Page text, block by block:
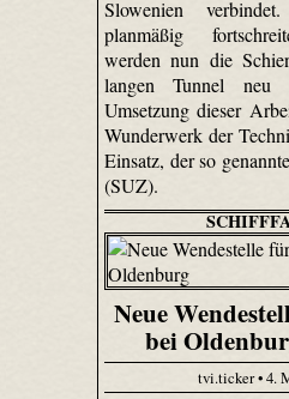
Slowenien
planmäßig
werden nun die
langen Tunnel
Umsetzung dieser
Wunderwerk der
Einsatz, der so
(SUZ).
Neue
bei
tvi.ticker • 4.